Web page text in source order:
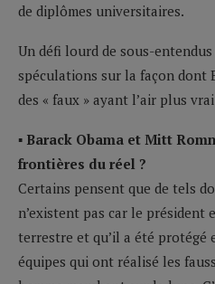
de diplômes universitaires.
Un défi lourd de sous-
spéculations sur la façon dont
des « faux » ayant l’air plus
▪ Barack Obama et Mitt
frontières du réel ?
Certains pensent que de tels
n’existent pas car le président
terrestre et qu’il a été protégé
équipes qui ont réalisé les